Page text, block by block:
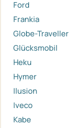
Ford
Frankia
Globe-Traveller
Glücksmobil
Heku
Hymer
Ilusion
Iveco
Kabe